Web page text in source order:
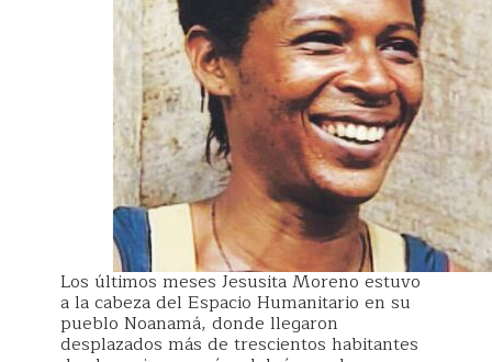
Los últimos meses Jesusita Moreno estuvo
a la cabeza del Espacio Humanitario en su
pueblo Noanamá, donde llegaron
desplazados más de trescientos habitantes